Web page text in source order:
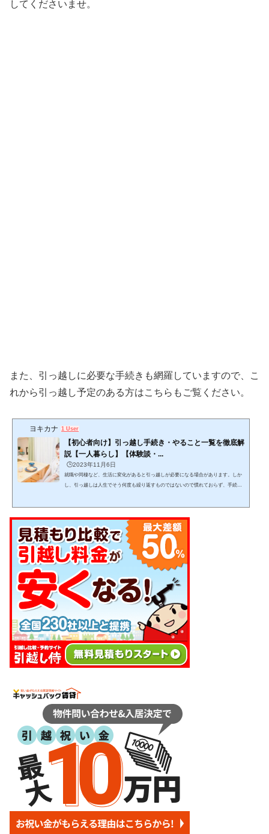
してくださいませ。
また、引っ越しに必要な手続きも網羅していますので、こ
れから引っ越し予定のある方はこちらもご覧ください。
ヨキカナ 1 User
【初心者向け】引っ越し手続き・やること一覧を徹底解
説【一人暮らし】【体験談・...
🕒️2023年11月6日
就職や同棲など、生活に変化があると引っ越しが必要になる場合があります。しか
し、引っ越しは人生でそう何度も繰り返すものではないので慣れておらず、手続き
をこなし、失敗しない引っ越しを目指して下さい。 引っ越しは日数がかかりスケジ
ュール管理が必要で、見落としも発生し...